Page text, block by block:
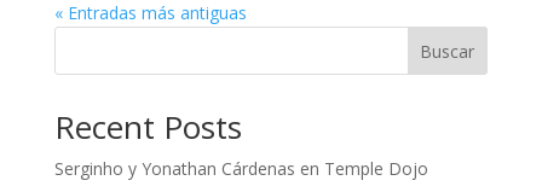
« Entradas más antiguas
Buscar
Recent Posts
Serginho y Yonathan Cárdenas en Temple Dojo